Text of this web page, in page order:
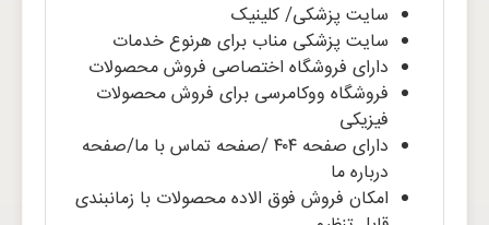
سایت پزشکی/ کلینیک
سایت پزشکی مناب برای هرنوع خدمات
دارای فروشگاه اختصاصی فروش محصولات
فروشگاه ووکامرسی برای فروش محصولات
فیزیکی
دارای صفحه ۴۰۴ /صفحه تماس با ما/صفحه
درباره ما
امکان فروش فوق الاده محصولات با زمانبندی